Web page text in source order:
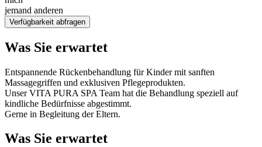
jemand anderen
Verfügbarkeit abfragen
Was Sie erwartet
Entspannende Rückenbehandlung für Kinder mit sanften
Massagegriffen und exklusiven Pflegeprodukten.
Unser VITA PURA SPA Team hat die Behandlung speziell auf
kindliche Bedürfnisse abgestimmt.
Gerne in Begleitung der Eltern.
Was Sie erwartet